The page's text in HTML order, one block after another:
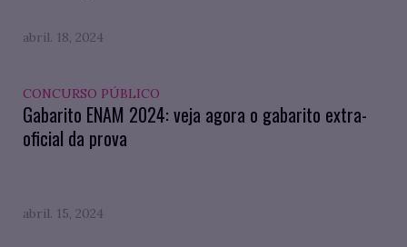
abril. 18, 2024
CONCURSO PÚBLICO
Gabarito ENAM 2024: veja agora o gabarito extra-
oficial da prova
abril. 15, 2024